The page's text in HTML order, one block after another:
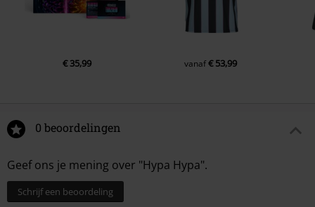
€ 35,99 vanaf€ 53,99
0 beoordelingen
Geef ons je mening over "Hypa Hypa".
Schrijf een beoordeling